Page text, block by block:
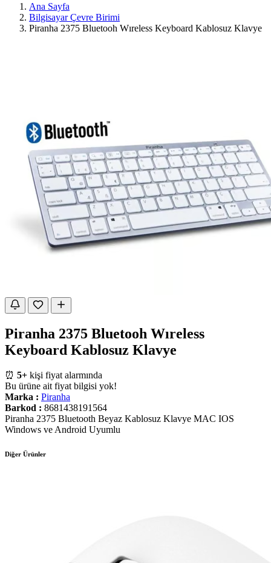
Ana Sayfa
Bilgisayar Çevre Birimi
Piranha 2375 Bluetooh Wıreless Keyboard Kablosuz Klavye
Piranha 2375 Bluetooh Wıreless
Keyboard Kablosuz Klavye
⏰ 5+ kişi fiyat alarmında
Bu ürüne ait fiyat bilgisi yok!
Marka : Piranha
Barkod : 8681438191564
Piranha 2375 Bluetooth Beyaz Kablosuz Klavye MAC IOS
Windows ve Android Uyumlu
Diğer Ürünler